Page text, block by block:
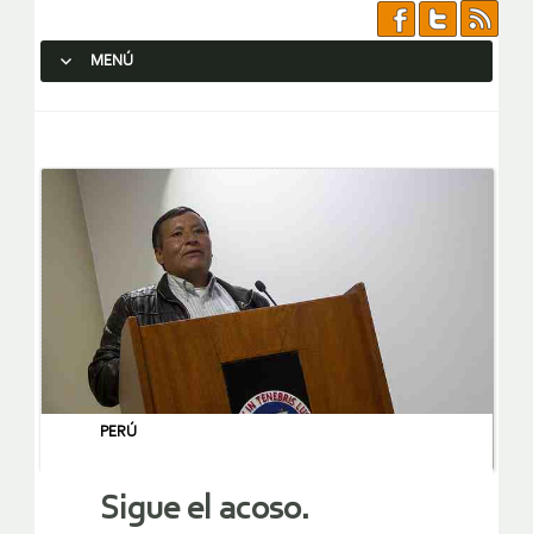
MENÚ
PERÚ
Sigue el acoso.